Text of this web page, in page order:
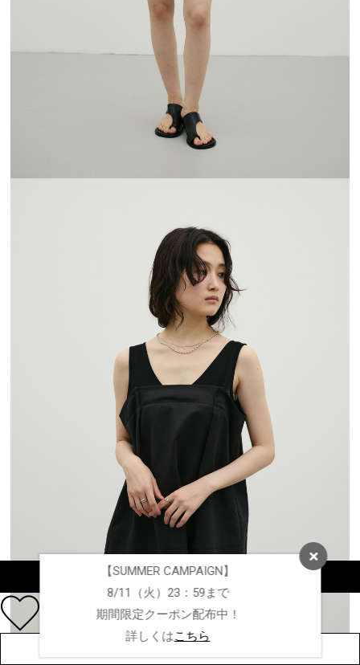
カラー・サイズを選択する
【SUMMER CAMPAIGN】
8/11（火）23：59まで
期間限定クーポン配布中！
詳しくはこちら